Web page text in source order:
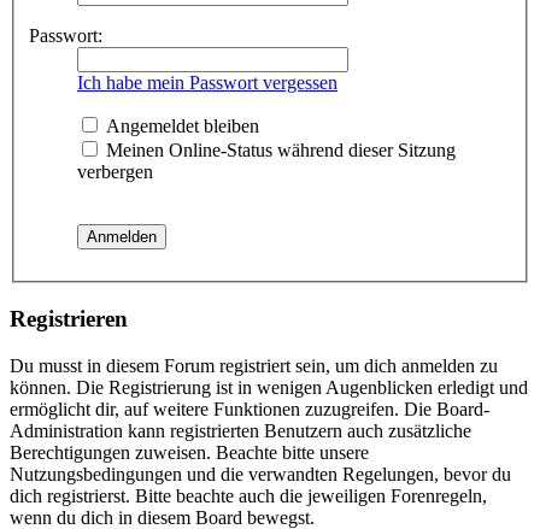
Passwort:
Ich habe mein Passwort vergessen
Angemeldet bleiben
Meinen Online-Status während dieser Sitzung
verbergen
Registrieren
Du musst in diesem Forum registriert sein, um dich anmelden zu
können. Die Registrierung ist in wenigen Augenblicken erledigt und
ermöglicht dir, auf weitere Funktionen zuzugreifen. Die Board-
Administration kann registrierten Benutzern auch zusätzliche
Berechtigungen zuweisen. Beachte bitte unsere
Nutzungsbedingungen und die verwandten Regelungen, bevor du
dich registrierst. Bitte beachte auch die jeweiligen Forenregeln,
wenn du dich in diesem Board bewegst.